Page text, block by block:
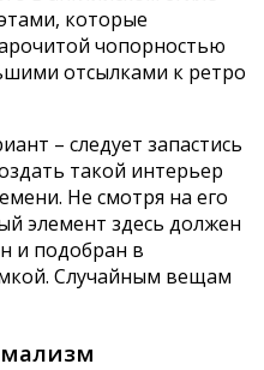
которые
чопорностью
отсылками к ретро
– следует запастись
такой интерьер
Не смотря на его
элемент здесь должен
и подобран в
Случайным вещам